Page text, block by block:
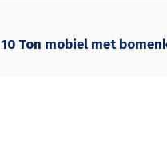
10 Ton mobiel met